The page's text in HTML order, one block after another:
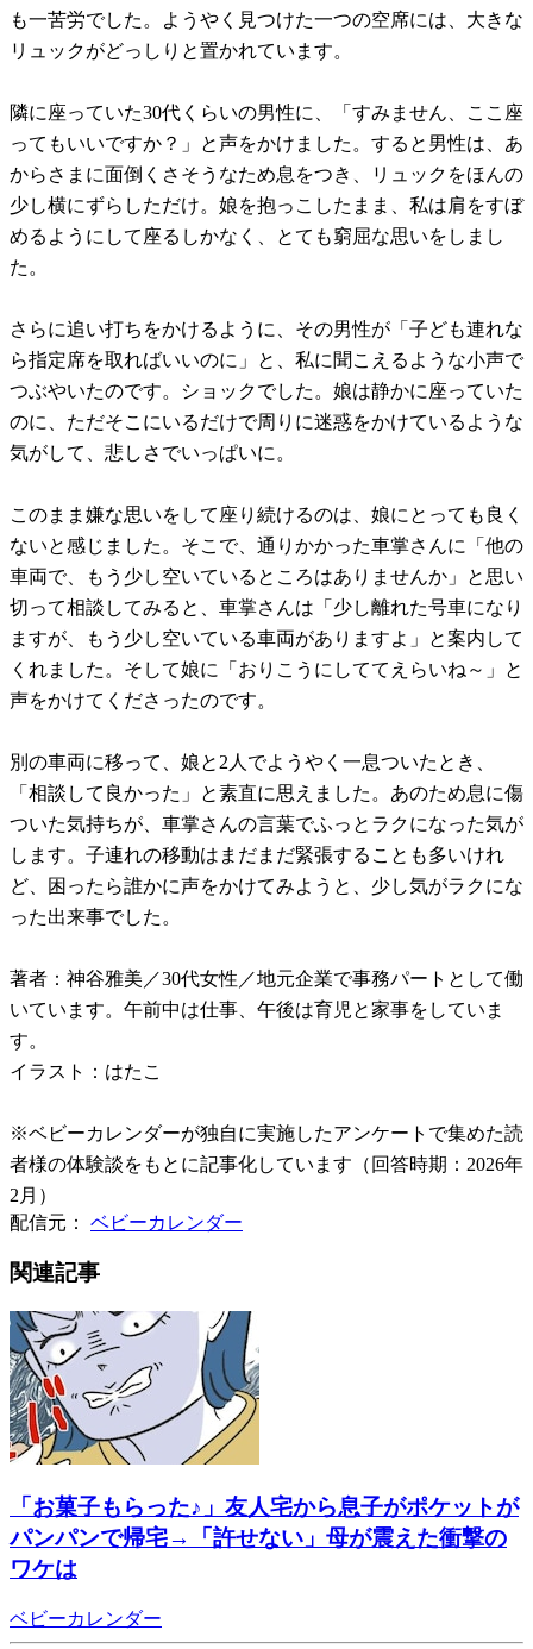
も一苦労でした。ようやく見つけた一つの空席には、大きな
リュックがどっしりと置かれています。
隣に座っていた30代くらいの男性に、「すみません、ここ座
ってもいいですか？」と声をかけました。すると男性は、あ
からさまに面倒くさそうなため息をつき、リュックをほんの
少し横にずらしただけ。娘を抱っこしたまま、私は肩をすぼ
めるようにして座るしかなく、とても窮屈な思いをしまし
た。
さらに追い打ちをかけるように、その男性が「子ども連れな
ら指定席を取ればいいのに」と、私に聞こえるような小声で
つぶやいたのです。ショックでした。娘は静かに座っていた
のに、ただそこにいるだけで周りに迷惑をかけているような
気がして、悲しさでいっぱいに。
このまま嫌な思いをして座り続けるのは、娘にとっても良く
ないと感じました。そこで、通りかかった車掌さんに「他の
車両で、もう少し空いているところはありませんか」と思い
切って相談してみると、車掌さんは「少し離れた号車になり
ますが、もう少し空いている車両がありますよ」と案内して
くれました。そして娘に「おりこうにしててえらいね～」と
声をかけてくださったのです。
別の車両に移って、娘と2人でようやく一息ついたとき、
「相談して良かった」と素直に思えました。あのため息に傷
ついた気持ちが、車掌さんの言葉でふっとラクになった気が
します。子連れの移動はまだまだ緊張することも多いけれ
ど、困ったら誰かに声をかけてみようと、少し気がラクにな
った出来事でした。
著者：神谷雅美／30代女性／地元企業で事務パートとして働
いています。午前中は仕事、午後は育児と家事をしていま
す。
イラスト：はたこ
※ベビーカレンダーが独自に実施したアンケートで集めた読
者様の体験談をもとに記事化しています（回答時期：2026年
2月）
配信元： ベビーカレンダー
関連記事
「お菓子もらった♪」友人宅から息子がポケットが
パンパンで帰宅→「許せない」母が震えた衝撃の
ワケは
ベビーカレンダー